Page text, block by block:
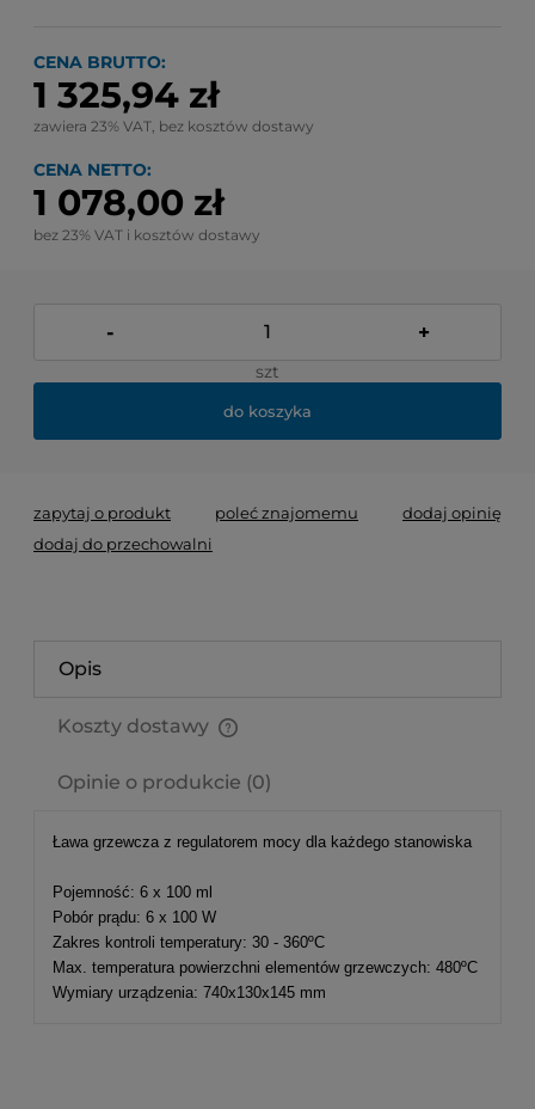
CENA BRUTTO:
1 325,94 zł
zawiera 23% VAT, bez kosztów dostawy
CENA NETTO:
1 078,00 zł
bez 23% VAT i kosztów dostawy
- +
szt
do koszyka
zapytaj o produkt poleć znajomemu
dodaj opinię
dodaj do przechowalni
Opis
Koszty dostawy
Opinie o produkcie (0)
Ława grzewcza z regulatorem mocy dla każdego stanowiska
Pojemność: 6 x 100 ml
Pobór prądu: 6 x 100 W
Zakres kontroli temperatury: 30 - 360ºC
Max. temperatura powierzchni elementów grzewczych: 480ºC
Wymiary urządzenia: 740x130x145 mm